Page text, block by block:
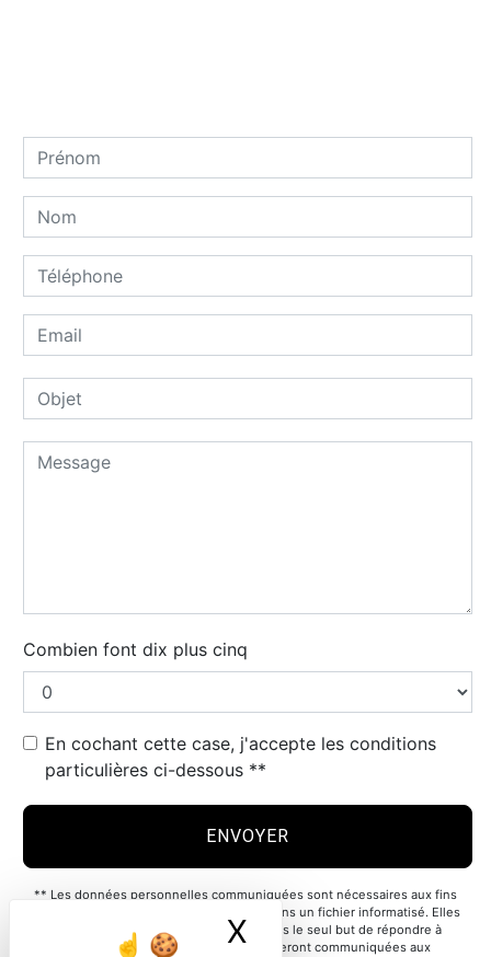
X Masquer le
Combien font dix plus cinq
En cochant cette case, j'accepte les conditions
particulières ci-dessous **
ENVOYER
** Les données personnelles communiquées sont nécessaires aux fins
de vous contacter et sont enregistrées dans un fichier informatisé. Elles
sont destinées à et ses sous-traitants dans le seul but de répondre à
votre message. Les données collectées seront communiquées aux